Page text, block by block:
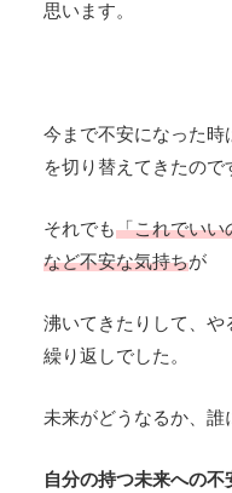
思います。
今まで不安になった時
を切り替えてきたので
それでも「これでいい
など不安な気持ちが
沸いてきたりして、
繰り返しでした。
未来がどうなるか、誰
自分の持つ未来への